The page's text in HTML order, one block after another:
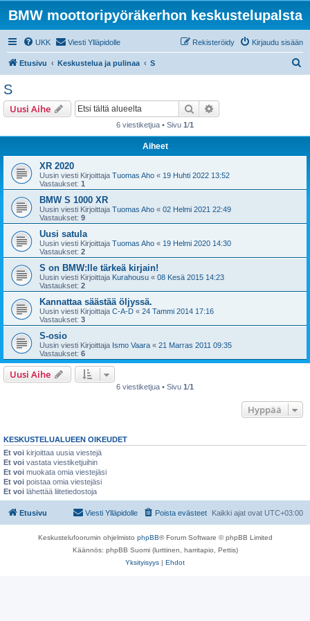
BMW moottoripyöräkerhon keskustelupalsta
UKK Viesti Ylläpidolle Kirjaudu sisään
Rekisteröidy
Etusivu Keskustelua ja pulinaa S
S
Uusi Aihe Etsi
6 viestiketjua • Sivu 1/1
Aiheet
XR 2020
Uusin viesti Kirjoittaja Tuomas Aho « 19 Huhti 2022 13:52
Vastaukset: 1
BMW S 1000 XR
Uusin viesti Kirjoittaja Tuomas Aho « 02 Helmi 2021 22:49
Vastaukset: 9
Uusi satula
Uusin viesti Kirjoittaja Tuomas Aho « 19 Helmi 2020 14:30
Vastaukset: 2
S on BMW:lle tärkeä kirjain!
Uusin viesti Kirjoittaja Kurahousu « 08 Kesä 2015 14:23
Vastaukset: 2
Kannattaa säästää öljyssä.
Uusin viesti Kirjoittaja C-A-D « 24 Tammi 2014 17:16
Vastaukset: 3
S-osio
Uusin viesti Kirjoittaja Ismo Vaara « 21 Marras 2011 09:35
Vastaukset: 6
Uusi Aihe
6 viestiketjua • Sivu 1/1
Hyppää
KESKUSTELUALUEEN OIKEUDET
Et voi kirjoittaa uusia viestejä
Et voi vastata viestiketjuihin
Et voi muokata omia viestejäsi
Et voi poistaa omia viestejäsi
Et voi lähettää liitetiedostoja
Etusivu Kaikki ajat ovat UTC+03:00
Poista evästeet
Viesti Ylläpidolle
Keskustelufoorumin ohjelmisto phpBB® Forum Software © phpBB Limited
Käännös: phpBB Suomi (lurttinen, harritapio, Pettis)
Yksityisyys | Ehdot